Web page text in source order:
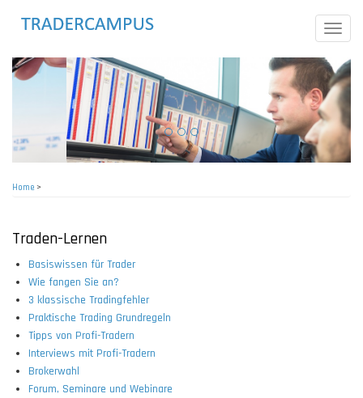
content
Toggle
Home>
Traden-Lernen
Basiswissen für Trader
Wie fangen Sie an?
3 klassische Tradingfehler
Praktische Trading Grundregeln
Tipps von Profi-Tradern
Interviews mit Profi-Tradern
Brokerwahl
Forum, Seminare und Webinare